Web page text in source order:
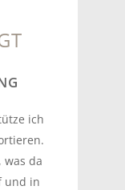
ich
was da
und in